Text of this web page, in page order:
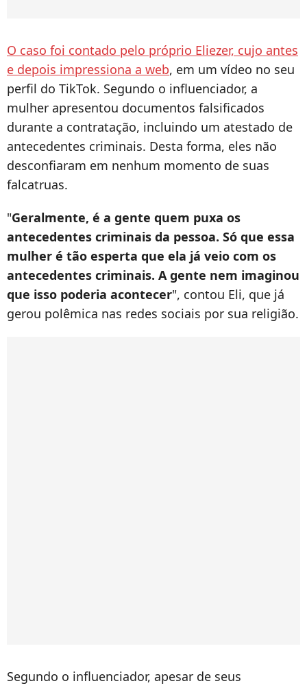
O caso foi contado pelo próprio Eliezer, cujo antes
e depois impressiona a web, em um vídeo no seu
perfil do TikTok. Segundo o influenciador, a
mulher apresentou documentos falsificados
durante a contratação, incluindo um atestado de
antecedentes criminais. Desta forma, eles não
desconfiaram em nenhum momento de suas
falcatruas.
"Geralmente, é a gente quem puxa os
antecedentes criminais da pessoa. Só que essa
mulher é tão esperta que ela já veio com os
antecedentes criminais. A gente nem imaginou
que isso poderia acontecer", contou Eli, que já
gerou polêmica nas redes sociais por sua religião.
Segundo o influenciador, apesar de seus